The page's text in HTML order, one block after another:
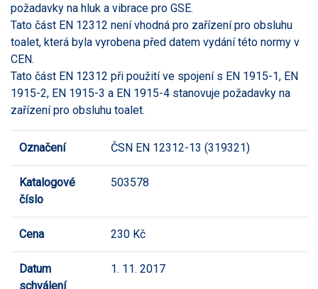
požadavky na hluk a vibrace pro GSE.
Tato část EN 12312 není vhodná pro zařízení pro obsluhu
toalet, která byla vyrobena před datem vydání této normy v
CEN.
Tato část EN 12312 při použití ve spojení s EN 1915-1, EN
1915-2, EN 1915-3 a EN 1915-4 stanovuje požadavky na
zařízení pro obsluhu toalet.
Označení ČSN EN 12312-13 (319321)
Katalogové
číslo
503578
Cena 230 Kč
Datum
schválení
1. 11. 2017